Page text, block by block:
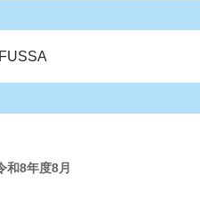
8年度8月